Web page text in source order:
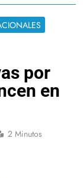
por
en
2 Minutos